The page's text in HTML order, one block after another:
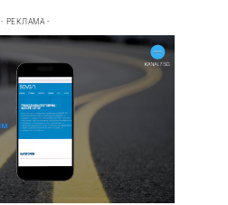
- РЕКЛАМА -